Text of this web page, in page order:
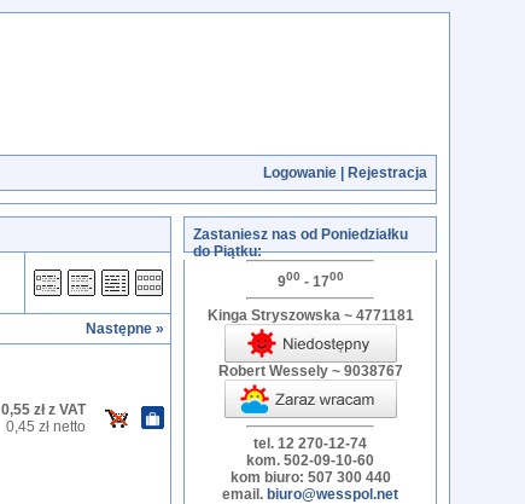
Logowanie Rejestracja
Następne »
0,55 zł z VAT
0,45 zł netto
Zastaniesz nas od Poniedziałku
do Piątku:
900 - 1700
Kinga Stryszowska ~ 4771181
Robert Wessely ~ 9038767
tel. 12 270-12-74
kom. 502-09-10-60
kom biuro: 507 300 440
email. biuro@wesspol.net